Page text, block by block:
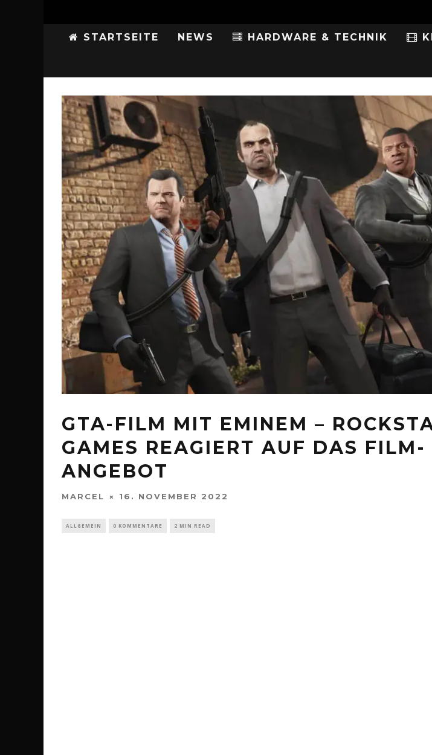
STARTSEITE NEWS HARDWARE & TECHNIK
GTA-FILM MIT EMINEM –
GAMES REAGIERT AUF DAS FILM-
ANGEBOT
MARCEL 16. NOVEMBER 2022
ALLGEMEIN 0 KOMMENTARE 2 MIN READ